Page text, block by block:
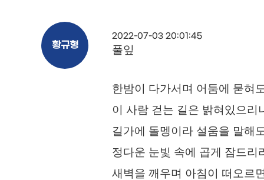
황규형
2022-07-03 20:01:45
풀잎
한밤이 다가서며 어둠에 묻혀
이 사람 걷는 길은 밝혀있으리
길가에 돌멩이라 설움을 말해
정다운 눈빛 속에 곱게 잠드리
새벽을 깨우며 아침이 떠오르